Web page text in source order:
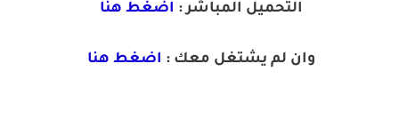
التحميل المباشر : اضغط هنا
وان لم يشتغل معك : اضغط هنا